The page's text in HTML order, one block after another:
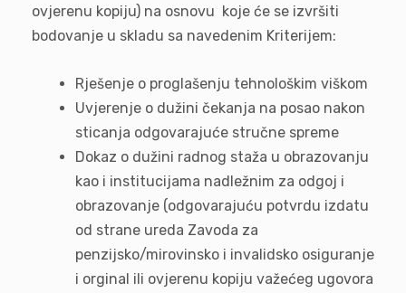
ovjerenu kopiju) na osnovu koje će se izvršiti
bodovanje u skladu sa navedenim Kriterijem:
Rješenje o proglašenju tehnološkim viškom
Uvjerenje o dužini čekanja na posao nakon
sticanja odgovarajuće stručne spreme
Dokaz o dužini radnog staža u obrazovanju
kao i institucijama nadležnim za odgoj i
obrazovanje (odgovarajuću potvrdu izdatu
od strane ureda Zavoda za
penzijsko/mirovinsko i invalidsko osiguranje
i orginal ili ovjerenu kopiju važećeg ugovora